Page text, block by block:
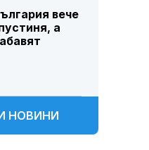
вече
а
НОВИНИ